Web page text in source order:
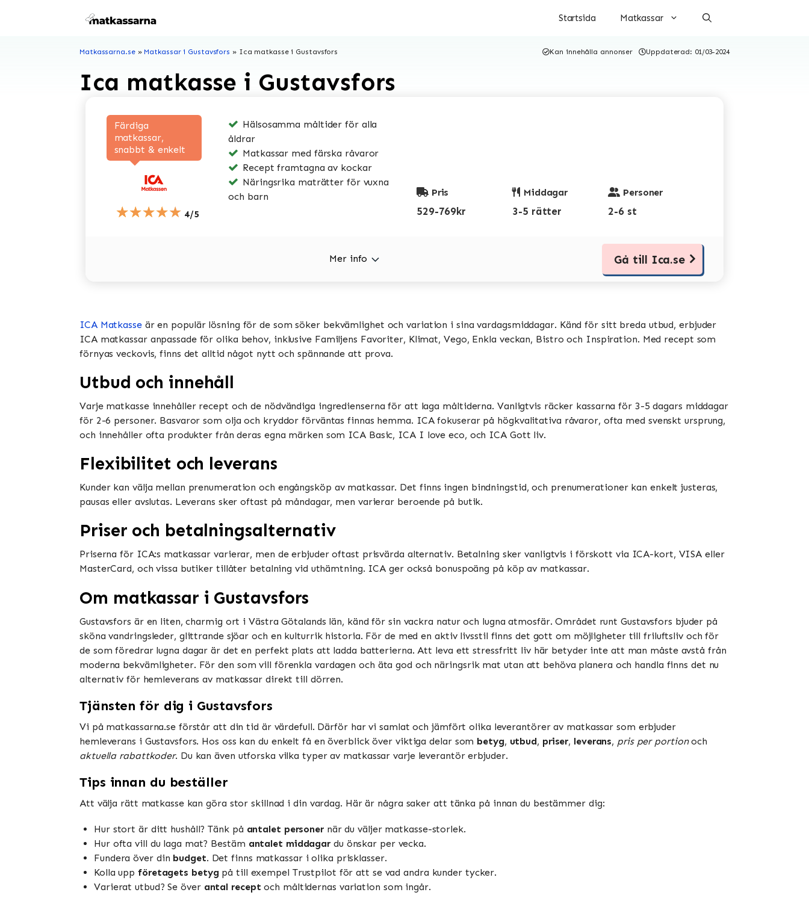
Startsida Matkassar
Matkassarna.se» Matkassar i Gustavsfors » Ica matkasse i Gustavsfors Kan innehålla annonser Uppdaterad: 01/03-2024
Ica matkasse i Gustavsfors
Färdiga
matkassar,
snabbt & enkelt
★★★★★ 4/5
Hälsosamma måltider för alla
åldrar
Matkassar med färska råvaror
Recept framtagna av kockar
Näringsrika maträtter för vuxna
och barn
Pris
529-769kr
Middagar
3-5 rätter
Personer
2-6 st
Mer info Gå till Ica.se
ICA Matkasseär en populär lösning för de som söker bekvämlighet och variation i sina vardagsmiddagar. Känd för sitt breda utbud, erbjuder
ICA matkassar anpassade för olika behov, inklusive Familjens Favoriter, Klimat, Vego, Enkla veckan, Bistro och Inspiration​​​​. Med recept som
förnyas veckovis, finns det alltid något nytt och spännande att prova​​.
Utbud och innehåll
Varje matkasse innehåller recept och de nödvändiga ingredienserna för att laga måltiderna. Vanligtvis räcker kassarna för 3-5 dagars middagar
för 2-6 personer. Basvaror som olja och kryddor förväntas finnas hemma​​. ICA fokuserar på högkvalitativa råvaror, ofta med svenskt ursprung,
och innehåller ofta produkter från deras egna märken som ICA Basic, ICA I love eco, och ICA Gott liv​​.
Flexibilitet och leverans
Kunder kan välja mellan prenumeration och engångsköp av matkassar. Det finns ingen bindningstid, och prenumerationer kan enkelt justeras,
pausas eller avslutas. Leverans sker oftast på måndagar, men varierar beroende på butik​​​​.
Priser och betalningsalternativ
Priserna för ICA:s matkassar varierar, men de erbjuder oftast prisvärda alternativ. Betalning sker vanligtvis i förskott via ICA-kort, VISA eller
MasterCard, och vissa butiker tillåter betalning vid uthämtning. ICA ger också bonuspoäng på köp av matkassar​​.
Om matkassar i Gustavsfors
Gustavsfors är en liten, charmig ort i Västra Götalands län, känd för sin vackra natur och lugna atmosfär. Området runt Gustavsfors bjuder på
sköna vandringsleder, glittrande sjöar och en kulturrik historia. För de med en aktiv livsstil finns det gott om möjligheter till friluftsliv och för
de som föredrar lugna dagar är det en perfekt plats att ladda batterierna. Att leva ett stressfritt liv här betyder inte att man måste avstå från
moderna bekvämligheter. För den som vill förenkla vardagen och äta god och näringsrik mat utan att behöva planera och handla finns det nu
alternativ för hemleverans av matkassar direkt till dörren.
Tjänsten för dig i Gustavsfors
Vi på matkassarna.se förstår att din tid är värdefull. Därför har vi samlat och jämfört olika leverantörer av matkassar som erbjuder
hemleverans i Gustavsfors. Hos oss kan du enkelt få en överblick över viktiga delar som betyg, utbud, priser, leverans, pris per portionoch
aktuella rabattkoder. Du kan även utforska vilka typer av matkassar varje leverantör erbjuder.
Tips innan du beställer
Att välja rätt matkasse kan göra stor skillnad i din vardag. Här är några saker att tänka på innan du bestämmer dig:
Hur stort är ditt hushåll? Tänk på antalet personernär du väljer matkasse-storlek.
Hur ofta vill du laga mat? Bestäm antalet middagar du önskar per vecka.
Fundera över din budget. Det finns matkassar i olika prisklasser.
Kolla upp företagets betygpå till exempel Trustpilot för att se vad andra kunder tycker.
Varierat utbud? Se över antal recept och måltidernas variation som ingår.